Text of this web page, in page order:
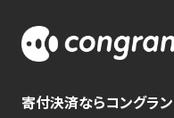
寄付決済ならコングラ